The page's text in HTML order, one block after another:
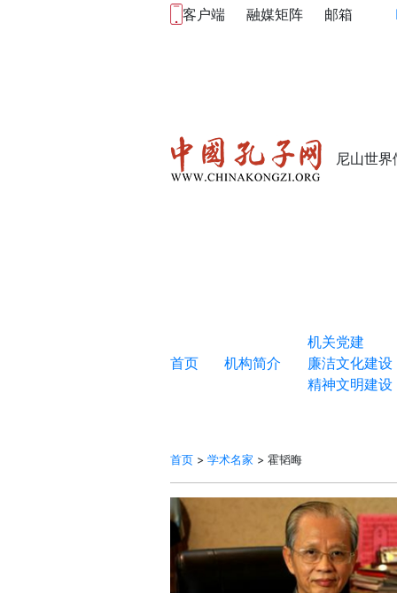
客户端 融媒矩阵 邮箱
尼山世
首页 机构简介
机关党建
廉洁文化建设
精神文明建设
首页> 学术名家 > 霍韬晦